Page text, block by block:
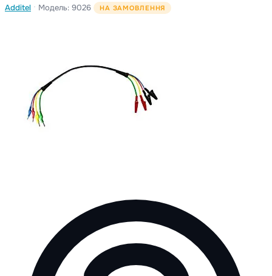
Additel · Модель: 9026 НА ЗАМОВЛЕННЯ